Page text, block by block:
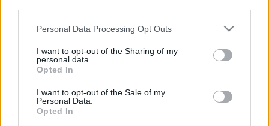
Please note that this website/app uses one or more Google
not limited to your visit or usage behaviour. You may click to
grant or deny consent to Google and its third-party tags to
use your data for below specified purposes in below Google
consent section.
Personal Data Processing Opt Outs
I want to opt-out of the Sharing of my
personal data.
Opted In
I want to opt-out of the Sale of my
Personal Data.
Opted In
Bob és Bobék Orchestra: Színész Bob különálló slam
Időpont: 2014. szeptember 19.,19:00-20:30